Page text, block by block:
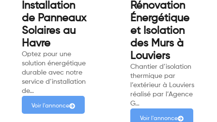
Installation
de Panneaux
Solaires au
Havre
Optez pour une
solution énergétique
durable avec notre
service d’installation
de…
Voir l'annonce
Rénovation
Énergétique
et Isolation
des Murs à
Louviers
Chantier d’isolation
thermique par
l’extérieur à Louviers
réalisé par l’Agence
G…
Voir l'annonce